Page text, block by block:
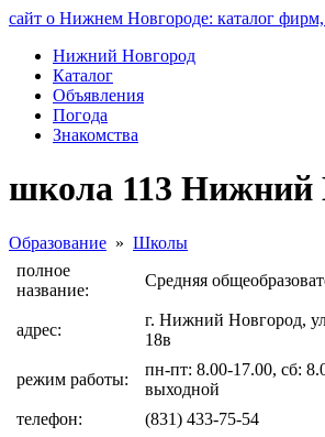
сайт о Нижнем Новгороде: каталог
Нижний Новгород
Каталог
Объявления
Погода
Знакомства
школа 113 Нижний
Образование » Школы
полное
название:
Средняя
адрес:
г. Нижний Новгород,
18в
режим работы:
пн-пт: 8.00-17.00, сб:
выходной
телефон:
(831) 433-75-54